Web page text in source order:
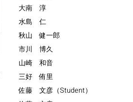
大南 淳
水島 仁
秋山 健一郎
市川 博久
山崎 和音
三好 侑里
佐藤 文彦（Student）